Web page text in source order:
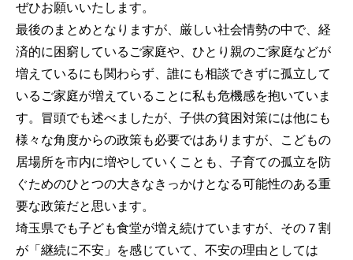
ぜひお願いいたします。
最後のまとめとなりますが、厳しい社会情勢の中で、経
済的に困窮しているご家庭や、ひとり親のご家庭などが
増えているにも関わらず、誰にも相談できずに孤立して
いるご家庭が増えていることに私も危機感を抱いていま
す。冒頭でも述べましたが、子供の貧困対策には他にも
様々な角度からの政策も必要ではありますが、こどもの
居場所を市内に増やしていくことも、子育ての孤立を防
ぐためのひとつの大きなきっかけとなる可能性のある重
要な政策だと思います。
埼玉県でも子ども食堂が増え続けていますが、その７割
が「継続に不安」を感じていて、不安の理由としては